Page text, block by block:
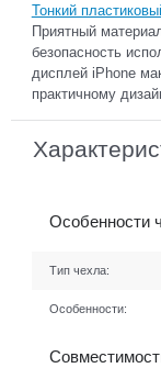
Тонкий
Приятный
безопасность
дисплей iPhone
практичному
Особенности
Тип чехла:
Особенности: